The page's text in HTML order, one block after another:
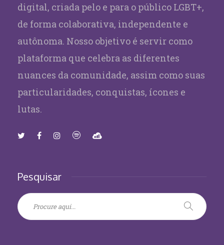
digital, criada pelo e para o público LGBT+,
de forma colaborativa, independente e
autônoma. Nosso objetivo é servir como
plataforma que celebra as diferentes
nuances da comunidade, assim como suas
particularidades, conquistas, ícones e
lutas.
Pesquisar